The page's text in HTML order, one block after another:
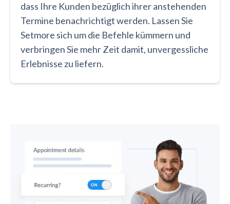
dass Ihre Kunden bezüglich ihrer anstehenden
Termine benachrichtigt werden. Lassen Sie
Setmore sich um die Befehle kümmern und
verbringen Sie mehr Zeit damit, unvergessliche
Erlebnisse zu liefern.